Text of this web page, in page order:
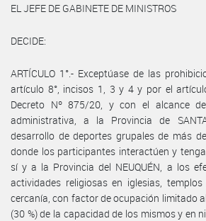
EL JEFE DE GABINETE DE MINISTROS
DECIDE:
ARTÍCULO 1°.- Exceptúase de las
artículo 8°, incisos 1, 3 y 4 y por el
Decreto Nº 875/20, y con el alcance
administrativa, a la Provincia de
desarrollo de deportes grupales de más
donde los participantes interactúen y
sí y a la Provincia del NEUQUÉN, a los
actividades religiosas en iglesias,
cercanía, con factor de ocupación limitado al
(30 %) de la capacidad de los mismos y en